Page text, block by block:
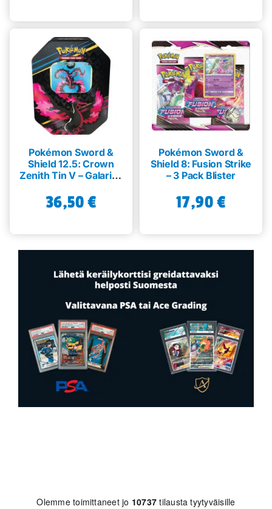
Pokémon Sword &
Shield 12.5: Crown
Zenith Tin V – Galarian
36,50€
Pokémon Sword &
Shield 8: Fusion Strike
– 3 Pack Blister
17,90€
Olemme toimittaneet jo 10737 tilausta tyytyväisille